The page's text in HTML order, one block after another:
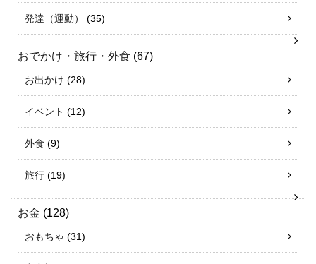
発達（運動） (35)
おでかけ・旅行・外食 (67)
お出かけ (28)
イベント (12)
外食 (9)
旅行 (19)
お金 (128)
おもちゃ (31)